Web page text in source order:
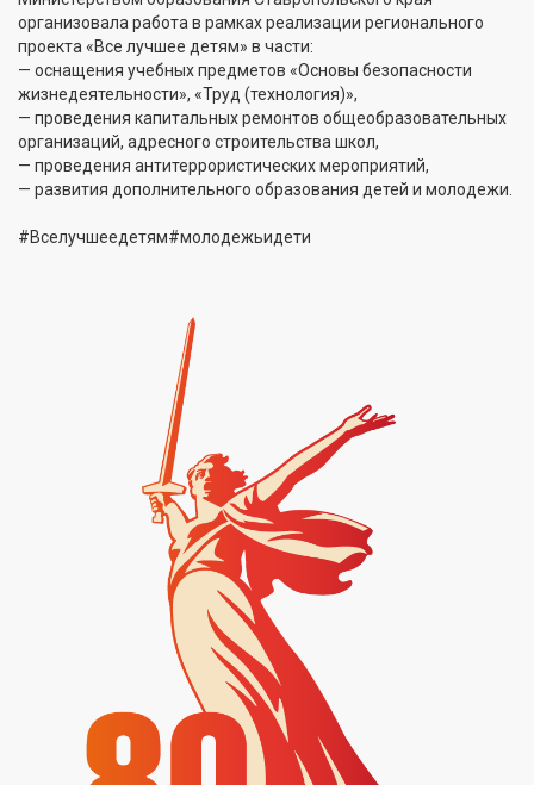
организовала работа в рамках реализации регионального
проекта «Все лучшее детям» в части:
— оснащения учебных предметов «Основы безопасности
жизнедеятельности», «Труд (технология)»,
— проведения капитальных ремонтов общеобразовательных
организаций, адресного строительства школ,
— проведения антитеррористических мероприятий,
— развития дополнительного образования детей и молодежи.
#Вселучшеедетям#молодежьидети